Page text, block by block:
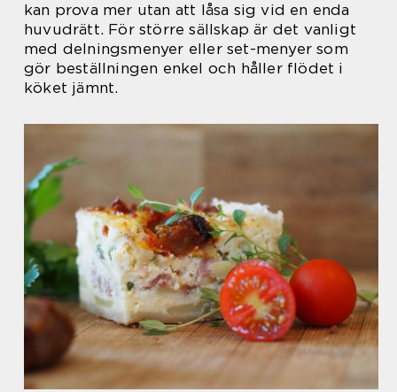
kan prova mer utan att låsa sig vid en enda
huvudrätt. För större sällskap är det vanligt
med delningsmenyer eller set-menyer som
gör beställningen enkel och håller flödet i
köket jämnt.